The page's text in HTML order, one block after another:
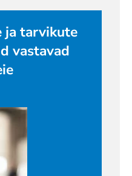
ja tarvikute
vastavad